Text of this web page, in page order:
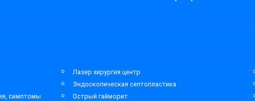
Лазер хирургия центр
Эндоскопическая септопластика
симптомы
Острый гайморит